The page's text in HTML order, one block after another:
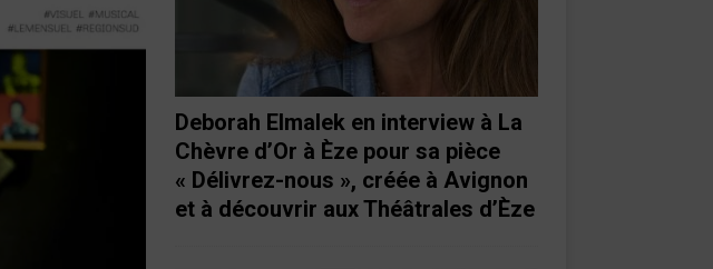
Deborah Elmalek en interview à La
Chèvre d’Or à Èze pour sa pièce
« Délivrez-nous », créée à Avignon
et à découvrir aux Théâtrales d’Èze